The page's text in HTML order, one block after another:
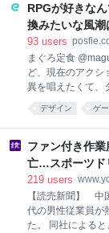
に、ファンが距離
最初は純粋に応援
か、 「自分を覚え
だけ応援したのだ
向へ変わっていく
くても、選手から
「距離が近すぎ
RPGが好きな
換みたいな風
ン制の良さがあ
り、途中で休憩
ですか もっと
がここはオクト
93 users
まぐろ定食
ど、現在のアクシ
異を唱えたくて、
あると思ってま
で休憩したりで
15:27:27
デザイン ゲ
ファン付き作
亡…スポーツド
219 users
【読売新聞】 中
代の男性従業員が
た。 同社による